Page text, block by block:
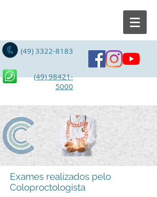
(49) 3322-8183
(49) 98421-
5000
Exames realizados pelo
Coloproctologista